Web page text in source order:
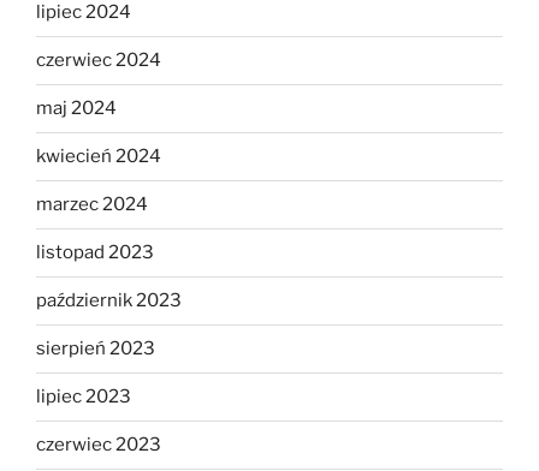
lipiec 2024
czerwiec 2024
maj 2024
kwiecień 2024
marzec 2024
listopad 2023
październik 2023
sierpień 2023
lipiec 2023
czerwiec 2023